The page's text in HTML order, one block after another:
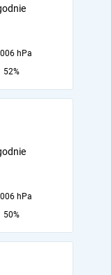
hPa
52%
hPa
50%